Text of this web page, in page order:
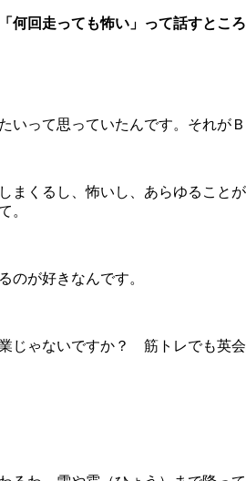
回走っても怖い」って話すところ
って思っていたんです。それが
まくるし、怖いし、あらゆるこ
。
が好きなんです。
ゃないですか？ 筋トレでも英